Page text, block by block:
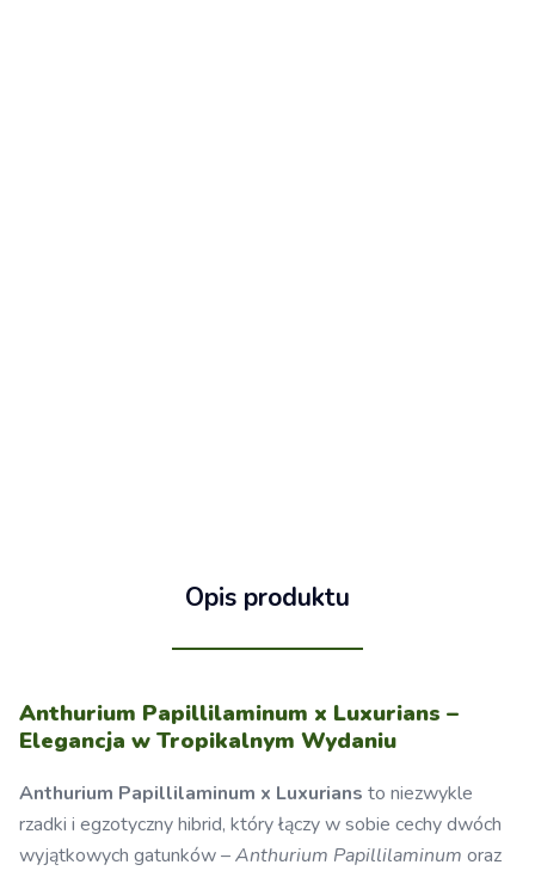
Opis produktu
Anthurium Papillilaminum x Luxurians –
Elegancja w Tropikalnym Wydaniu
Anthurium Papillilaminum x Luxurians to niezwykle
rzadki i egzotyczny hibrid, który łączy w sobie cechy dwóch
wyjątkowych gatunków –Anthurium Papillilaminum oraz